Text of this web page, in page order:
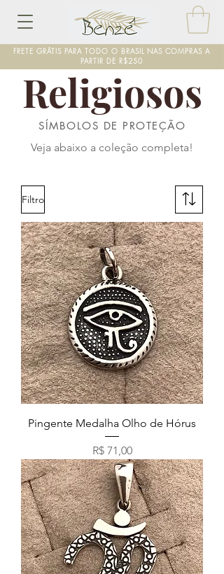
FRETE GRÁTIS PARA TODO O BRASIL NAS COMPRAS A
PARTIR DE R$250
Religiosos
SÍMBOLOS DE PROTEÇÃO
Veja abaixo a coleção completa!
Filtro
Pingente Medalha Olho de Hórus
Preço
R$ 71,00